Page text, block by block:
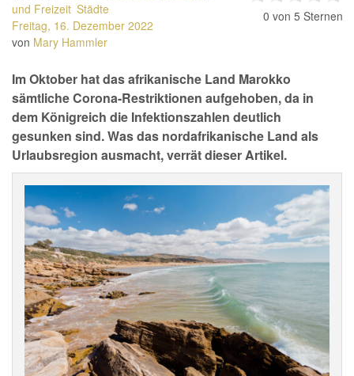
und Freizeit Städte
Freitag, 16. Dezember 2022
von Mary Hammler
0 von 5 Sternen
Im Oktober hat das afrikanische Land Marokko
sämtliche Corona-Restriktionen aufgehoben, da in
dem Königreich die Infektionszahlen deutlich
gesunken sind. Was das nordafrikanische Land als
Urlaubsregion ausmacht, verrät dieser Artikel.